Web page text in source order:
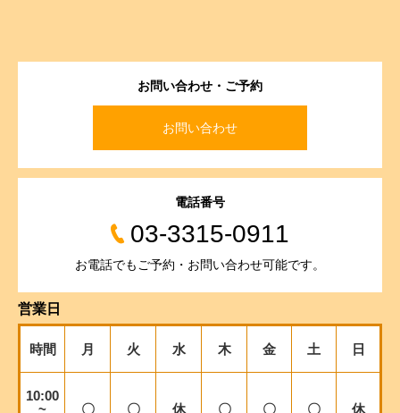
お問い合わせ・ご予約
お問い合わせ
電話番号
03-3315-0911
お電話でもご予約・お問い合わせ可能です。
営業日
時間 月 火 水 木 金 土 日
10:00
~
〇 〇 休 〇 〇 〇 休